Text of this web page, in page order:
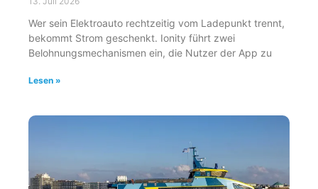
Wer sein Elektroauto rechtzeitig vom Ladepunkt trennt,
bekommt Strom geschenkt. Ionity führt zwei
Belohnungsmechanismen ein, die Nutzer der App zu
Lesen »